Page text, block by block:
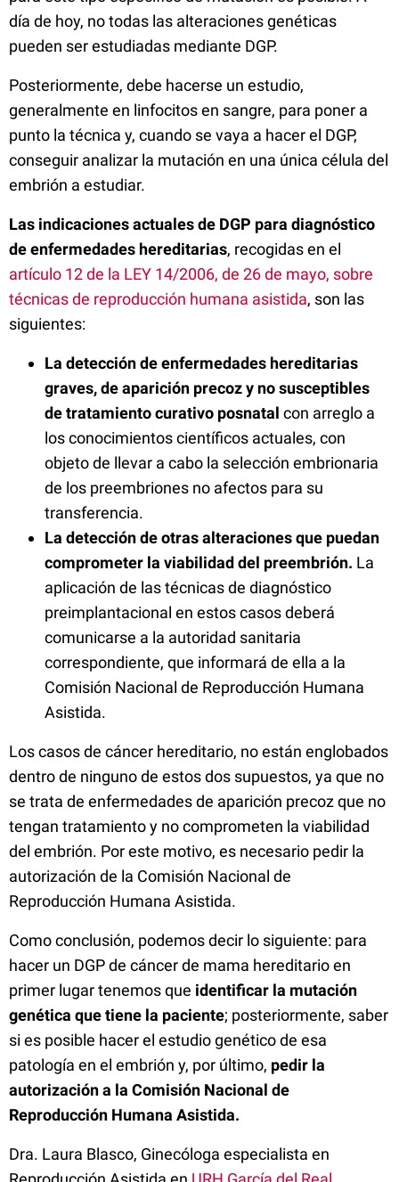
día de hoy, no todas las alteraciones genéticas
pueden ser estudiadas mediante DGP.
Posteriormente, debe hacerse un estudio,
generalmente en linfocitos en sangre, para poner a
punto la técnica y, cuando se vaya a hacer el DGP,
conseguir analizar la mutación en una única célula del
embrión a estudiar.
Las indicaciones actuales de DGP para diagnóstico
de enfermedades hereditarias, recogidas en el
artículo 12 de la LEY 14/2006, de 26 de mayo, sobre
técnicas de reproducción humana asistida, son las
siguientes:
La detección de enfermedades hereditarias
graves, de aparición precoz y no susceptibles
de tratamiento curativo posnatal con arreglo a
los conocimientos científicos actuales, con
objeto de llevar a cabo la selección embrionaria
de los preembriones no afectos para su
transferencia.
La detección de otras alteraciones que puedan
comprometer la viabilidad del preembrión. La
aplicación de las técnicas de diagnóstico
preimplantacional en estos casos deberá
comunicarse a la autoridad sanitaria
correspondiente, que informará de ella a la
Comisión Nacional de Reproducción Humana
Asistida.
Los casos de cáncer hereditario, no están englobados
dentro de ninguno de estos dos supuestos, ya que no
se trata de enfermedades de aparición precoz que no
tengan tratamiento y no comprometen la viabilidad
del embrión. Por este motivo, es necesario pedir la
autorización de la Comisión Nacional de
Reproducción Humana Asistida.
Como conclusión, podemos decir lo siguiente: para
hacer un DGP de cáncer de mama hereditario en
primer lugar tenemos que identificar la mutación
genética que tiene la paciente; posteriormente, saber
si es posible hacer el estudio genético de esa
patología en el embrión y, por último, pedir la
autorización a la Comisión Nacional de
Reproducción Humana Asistida.
Dra. Laura Blasco, Ginecóloga especialista en